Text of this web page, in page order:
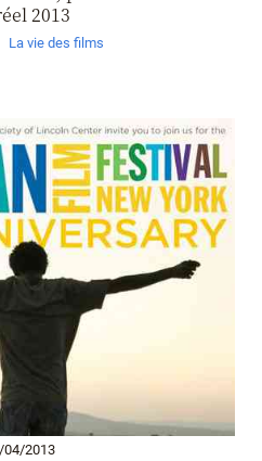
2013
La vie des films
04/2013